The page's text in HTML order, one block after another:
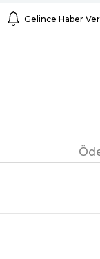
Gelince Haber Ver